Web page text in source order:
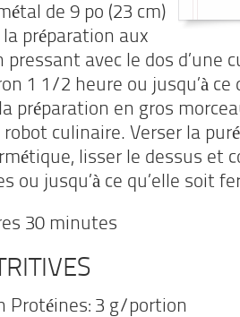
de 9 po (23 cm)
préparation aux
avec le dos d’une
1 1/2 heure ou jusqu’à ce
préparation en gros
robot culinaire. Verser la
lisser le dessus et
ou jusqu’à ce qu’elle soit
30 minutes
Protéines: 3 g/portion